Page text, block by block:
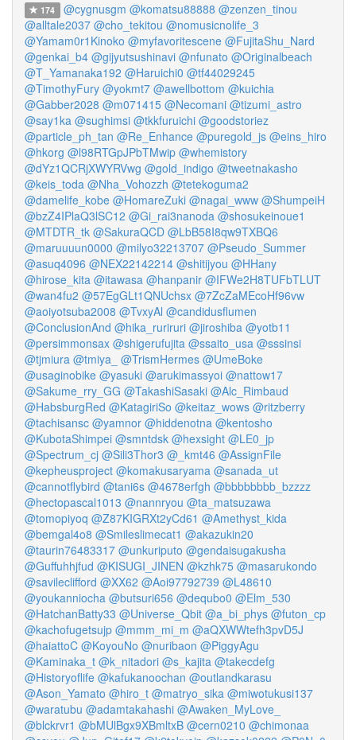
174 @cygnusgm @komatsu88888 @zenzen_tinou
@alltale2037 @cho_tekitou @nomusicnolife_3
@Yamam0r1Kinoko @myfavoritescene @FujitaShu_Nard
@genkai_b4 @gijyutsushinavi @nfunato @Originalbeach
@T_Yamanaka192 @Haruichi0 @tf44029245
@TimothyFury @yokmt7 @awellbottom @kuichia
@Gabber2028 @m071415 @Necomani @tizumi_astro
@say1ka @sughimsi @tkkfuruichi @goodstoriez
@particle_ph_tan @Re_Enhance @puregold_js @eins_hiro
@hkorg @l98RTGpJPbTMwip @whemistory
@dYz1QCRjXWYRVwg @gold_indigo @tweetnakasho
@keis_toda @Nha_Vohozzh @tetekoguma2
@damelife_kobe @HomareZuki @nagai_www @ShumpeiH
@bzZ4IPlaQ3lSC12 @Gi_rai3nanoda @shosukeinoue1
@MTDTR_tk @SakuraQCD @LbB58I8qw9TXBQ6
@maruuuun0000 @milyo32213707 @Pseudo_Summer
@asuq4096 @NEX22142214 @shitijyou @HHany
@hirose_kita @itawasa @hanpanir @IFWe2H8TUFbTLUT
@wan4fu2 @57EgGLt1QNUchsx @7ZcZaMEcoHf96vw
@aoiyotsuba2008 @TvxyAl @candidusflumen
@ConclusionAnd @hika_ruriruri @jiroshiba @yotb11
@persimmonsax @shigerufujita @ssaito_usa @sssinsi
@tjmiura @tmiya_ @TrismHermes @UmeBoke
@usaginobike @yasuki @arukimassyoi @nattow17
@Sakume_rry_GG @TakashiSasaki @Alc_Rimbaud
@HabsburgRed @KatagiriSo @keitaz_wows @ritzberry
@tachisansc @yamnor @hiddenotna @kentosho
@KubotaShimpei @smntdsk @hexsight @LE0_jp
@Spectrum_cj @Sili3Thor3 @_kmt46 @AssignFile
@kepheusproject @komakusaryama @sanada_ut
@cannotflybird @tani6s @4678erfgh @bbbbbbbb_bzzzz
@hectopascal1013 @nannryou @ta_matsuzawa
@tomopiyoq @Z87KIGRXt2yCd61 @Amethyst_kida
@bemgal4o8 @Smileslimecat1 @akazukin20
@taurin76483317 @unkuriputo @gendaisugakusha
@Guffuhhjfud @KISUGI_JINEN @kzhk75 @masarukondo
@savileclifford @XX62 @Aoi97792739 @L48610
@youkanniocha @butsuri656 @dequbo0 @Elm_530
@HatchanBatty33 @Universe_Qbit @a_bi_phys @futon_cp
@kachofugetsujp @mmm_mi_m @aQXWWtefh3pvD5J
@haiattoC @KoyouNo @nuribaon @PiggyAgu
@Kaminaka_t @k_nitadori @s_kajita @takecdefg
@Historyoflife @kafukanoochan @outlandkarasu
@Ason_Yamato @hiro_t @matryo_sika @miwotukusi137
@waratubu @adamtakahashi @Awaken_MyLove_
@blckrvr1 @bMUlBgx9XBmltxB @cern0210 @chimonaa